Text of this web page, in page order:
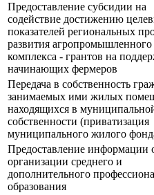
Предоставление субсидии на
содействие достижению
показателей региональных
развития агропромышленного
комплекса - грантов на
начинающих фермеров
Передача в собственность
занимаемых ими жилых
находящихся в
собственности (приватизация
муниципального жилого
Предоставление информации
организации среднего и
дополнительного
образования